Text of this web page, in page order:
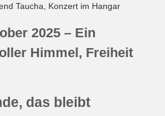
Taucha, Konzert im Hangar
2025 – Ein
Himmel, Freiheit
das bleibt